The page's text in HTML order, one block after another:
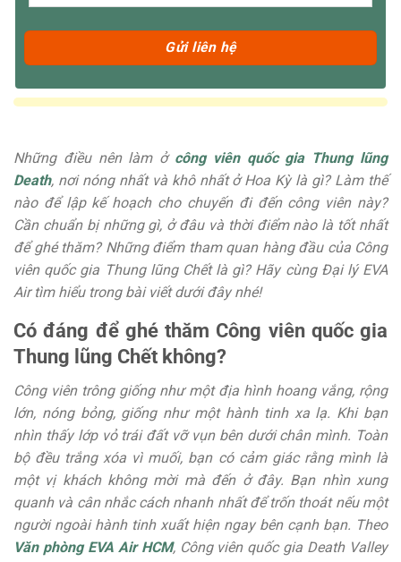
Những điều nên làm ở công viên quốc gia Thung lũng
Death, nơi nóng nhất và khô nhất ở Hoa Kỳ là gì? Làm thế
nào để lập kế hoạch cho chuyến đi đến công viên này?
Cần chuẩn bị những gì, ở đâu và thời điểm nào là tốt nhất
để ghé thăm? Những điểm tham quan hàng đầu của Công
viên quốc gia Thung lũng Chết là gì? Hãy cùng Đại lý EVA
Air tìm hiểu trong bài viết dưới đây nhé!
Có đáng để ghé thăm Công viên quốc gia
Thung lũng Chết không?
Công viên trông giống như một địa hình hoang vắng, rộng
lớn, nóng bỏng, giống như một hành tinh xa lạ. Khi bạn
nhìn thấy lớp vỏ trái đất vỡ vụn bên dưới chân mình. Toàn
bộ đều trắng xóa vì muối, bạn có cảm giác rằng mình là
một vị khách không mời mà đến ở đây. Bạn nhìn xung
quanh và cân nhắc cách nhanh nhất để trốn thoát nếu một
người ngoài hành tinh xuất hiện ngay bên cạnh bạn. Theo
Văn phòng EVA Air HCM, Công viên quốc gia Death Valley